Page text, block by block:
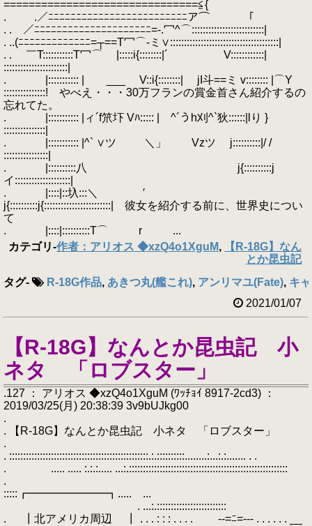
===============================≦{
. .／ﾆﾆﾆﾆﾆﾆﾆﾆﾆﾆﾆﾆﾆﾆﾆﾆﾆﾆﾆﾆﾆﾆﾆﾆﾆア⌒￣￣￣「
. . ／ﾆﾆﾆﾆﾆﾆﾆﾆﾆﾆﾆﾆﾆﾆﾆﾆﾆﾆﾆﾆﾆ=‐.冖^⌒::::::::::::::::::::::::::|
. ..(ﾆﾆﾆﾆﾆﾆﾆﾆﾆﾆﾆﾆﾆ=┬==T冖⌒‐ミ∨:::::::::::::::::::::::::::::::::::::::|
. . ￣T:::::::::::T冖⌒ |:::::i{::::::::|´ V::::::::::::|
:::::::::::::::::::::::|
. |::::::::::: | ___ V::i{::::::::| jI斗==ミ v:::::::: |⌒Y
:::::::::::::::! やべえ・・・30万フランの賞金首さん紹介するの
忘れてた。
. |::::::::::: |ィ´f笊圷 Vﾊ::::: | ^´うh刈^`狄::::::|lり }
:::::::::::::::|
. |::::::::::: |^` ∨ツ ＼」 Vzツ j::::::::::|/ /
::::::::::::::::|
. |::::::::::八 j{::::::::::j
イ::::::::::::::::::::|
. |::::|::圦:::＼ ′
j{::::::::::j{::::::::::::::::::::::::| 彼女を紹介する前に、世界史につい
て
. |::::|::::::::::T⌒ r ...
カテゴリ-作者：アリオス ◆xzQ4o1XguM,
【R-18G】なん
とか昆虫記
タグ- R-18G作品, あきつ丸(艦これ), アンリマユ(Fate), キ
2021/01/07
【R-18G】なんとか昆虫記 小
ネタ 「ロブスター」
.127 ： アリオス ◆xzQ4o1XguM (ﾜｯﾁｮｲ 8917-2cd3) ：
2019/03/25(月) 20:38:39 3v9bUJkg00
.
. 【R-18G】なんとか昆虫記 小ネタ 「ロブスター」
.
. ::::::::::::::::::::::::::::::::::::::::::::::::::.:.::::::::::........:...:.:....... . .
. ..... ..... :.:.:..... ...:.:::::::::::::::::::::::::::::::::::::::::::::::::::::::::
.
:::::┏━━━━━━━┓..... ...
. ...:.:::::::::::::::::::::::::
. ┃北アメリカ周辺 ┃ . . . : : : . . . . --=ﾆ=--- . . . . . . __